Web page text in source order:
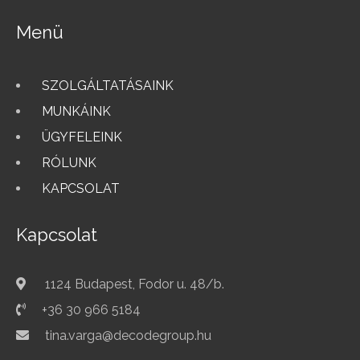
Menü
SZOLGÁLTATÁSAINK
MUNKÁINK
ÜGYFELEINK
RÓLUNK
KAPCSOLAT
Kapcsolat
1124 Budapest, Fodor u. 48/b.
+36 30 966 5184
tina.varga@decodegroup.hu